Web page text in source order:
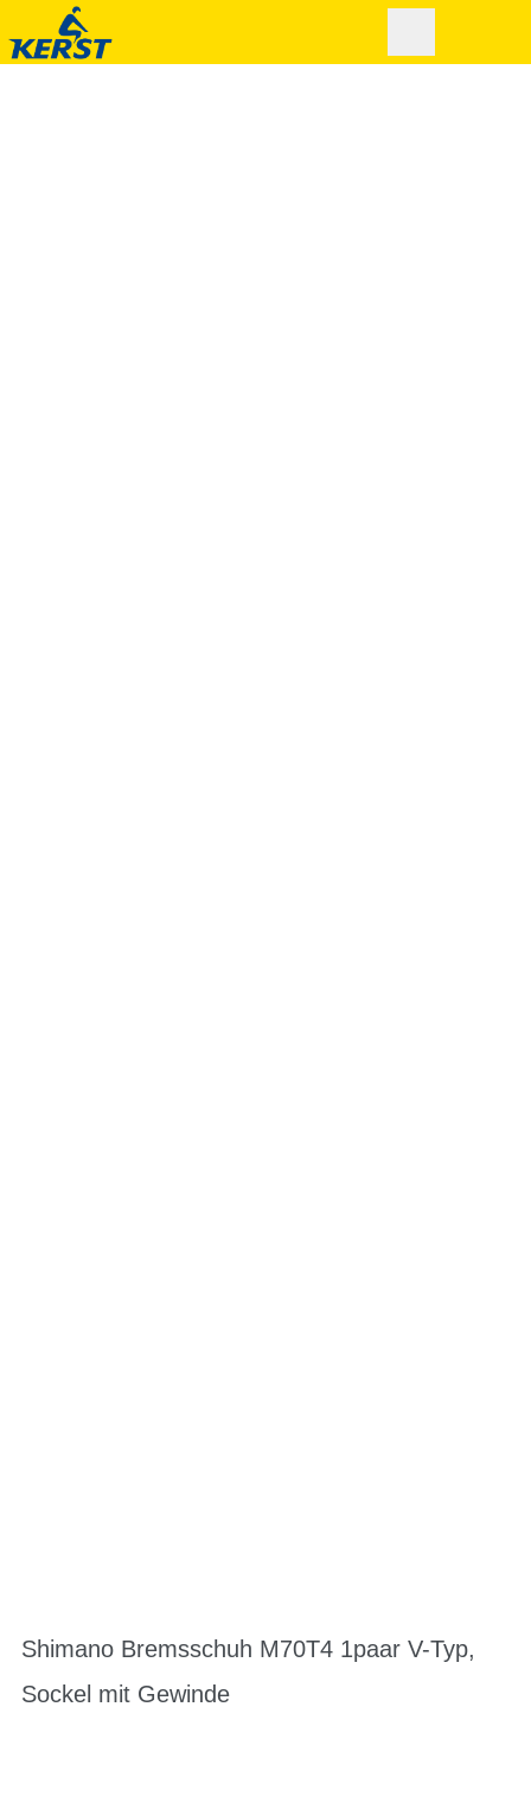
Shimano Bremsschuh M70T4 1paar V-Typ,
Sockel mit Gewinde